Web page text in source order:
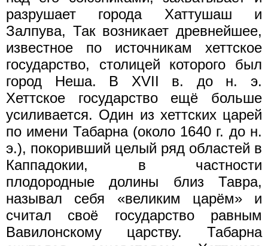
разрушает города Хаттушаш и
Залпува, Так возникает древнейшее,
известное по источникам хеттское
государство, столицей которого был
город Неша. В XVII в. до н. э.
Хеттское государство ещё больше
усиливается. Один из хеттских царей
по имени Табарна (около 1640 г. до н.
э.), покоривший целый ряд областей в
Каппадокии, в частности
плодородные долины близ Тавра,
называл себя «великим царём» и
считал своё государство равным
Вавилонскому царству. Табарна